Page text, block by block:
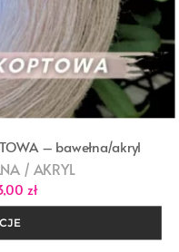
– bawełna/akryl
/ AKRYL
złZakres
cen:
do